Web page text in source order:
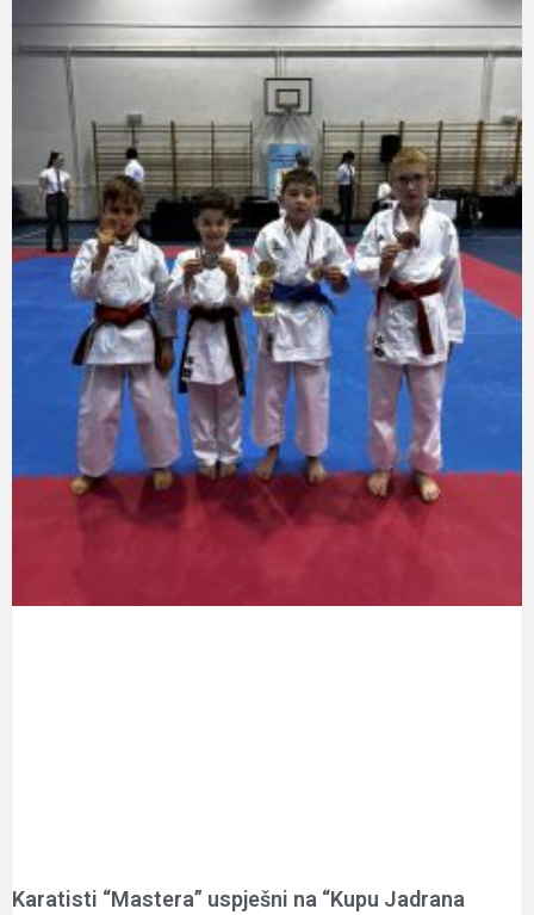
Karatisti “Mastera” uspješni na “Kupu Jadrana